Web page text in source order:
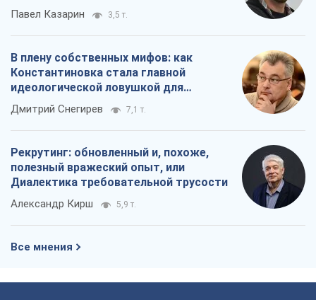
Павел Казарин 3,5 т.
В плену собственных мифов: как
Константиновка стала главной
идеологической ловушкой для
российских оккупантов
Дмитрий Снегирев 7,1 т.
Рекрутинг: обновленный и, похоже,
полезный вражеский опыт, или
Диалектика требовательной трусости
Александр Кирш 5,9 т.
Все мнения